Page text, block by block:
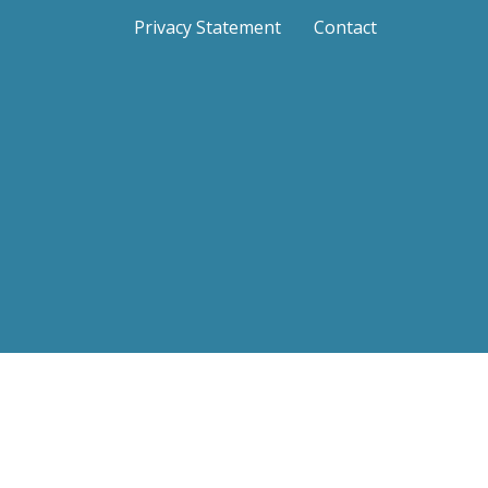
Privacy Statement Contact